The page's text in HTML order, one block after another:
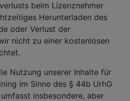
beim Lizenznehmer
Herunterladen des
oder Verlust der
nicht zu einer kostenlosen
Nutzung unserer Inhalte für
im Sinne des § 44b UrhG
insbesondere, aber